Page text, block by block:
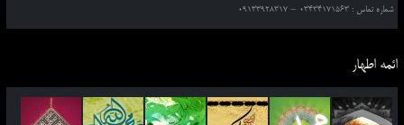
شماره تماس : 03434171563 – 09133928317
ائمه اطهار